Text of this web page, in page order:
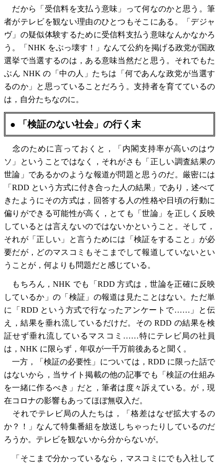
だから「受信料を支払う意味」って何なのかと思う。筆
者がテレビを観ない理由のひとつもそこにある。「デジャ
ヴ」の疑似体験するために受信料支払う意味なんかなかろ
う。「NHK をぶっ壊す！」なんて公約を掲げる政党が国政
選挙で当選するのは，ある意味当然だと思う。それでもた
ぶん NHK の「中の人」たちは「何であんな政党が当選す
るのか」と思っていることだろう。支持者を育てているの
は，自分たちなのに。
● 「検証のない社会」の行く末
念のために言っておくと，「内閣支持率が高いのはウ
ソ」ということではなく，それがさも「正しい調査結果の
世論」であるかのような報道が問題と思うのだ。厳密には
「RDD という方式に付き合った人の結果」であり，述べて
きたようにその方式は，回答する人の性格や日頃の行動に
偏りができる可能性が高く，とても「世論」を正しく反映
しているとは言えないのではないかということ。そして，
それが「正しい」と言うためには「検証をすること」が必
要だが，どのマスコミもそこまでして報道していないとい
うことが，何よりも問題だと感じている。
もちろん，NHK でも「RDD 方式は，世論を正確に反映
しているか」の「検証」の報道は見たことはない。ただ単
に「RDD という方式で行なったアンケートで……」と伝
え，結果を垂れ流しているだけだ。その RDD の結果を検
証せず垂れ流しているマスコミ……特にテレビ局の社員
は，NHK に限らず，年収が一千万前後あると聞く。
一方，「検証の必要性」については，RDD に限った話で
はないから，当サイト掲載の他の記事でも「検証の仕組み
を一緒に作るべき」だと，筆者は度々訴えている。が，現
在コロナの影響もあってほぼ無収入だ。
それでテレビ局の人たちは，「格差はなぜ拡大するの
か？！」なんて特集番組を放送しちゃったりしているのだ
ろうか。テレビを観ないから分からないが。
「そこまで分かっているなら，マスコミにでも入社して